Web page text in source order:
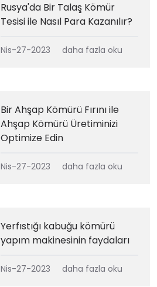
Rusya'da Bir Talaş Kömür
Tesisi ile Nasıl Para Kazanılır?
Nis-27-2023 daha fazla oku
Bir Ahşap Kömürü Fırını ile
Ahşap Kömürü Üretiminizi
Optimize Edin
Nis-27-2023 daha fazla oku
Yerfıstığı kabuğu kömürü
yapım makinesinin faydaları
Nis-27-2023 daha fazla oku